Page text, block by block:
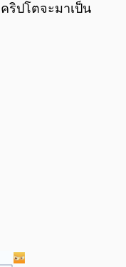
ริปโตจะมาเป็น